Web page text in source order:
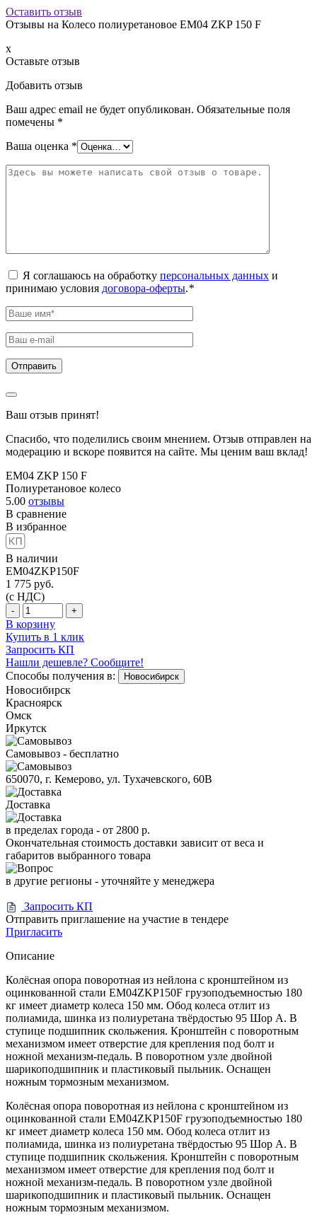
Оставить отзыв
Отзывы на Колесо полиуретановое EM04 ZKP 150 F
x
Оставьте отзыв
Добавить отзыв
Ваш адрес email не будет опубликован. Обязательные поля
помечены *
Ваша оценка *
Я соглашаюсь на обработку персональных данных и
принимаю условия договора-оферты.*
Ваш отзыв принят!
Спасибо, что поделились своим мнением. Отзыв отправлен на
модерацию и вскоре появится на сайте. Мы ценим ваш вклад!
EM04 ZKP 150 F
Полиуретановое колесо
5.00 отзывы
В сравнение
В избранное
В наличии
EM04ZKP150F
1 775 руб.
(с НДС)
- +
В корзину
Купить в 1 клик
Запросить КП
Нашли дешевле? Сообщите!
Способы получения в:
Новосибирск
Новосибирск
Красноярск
Омск
Иркутск
Самовывоз - бесплатно
650070, г. Кемерово, ул. Тухачевского, 60В
Доставка
в пределах города - от 2800 р.
Окончательная стоимость доставки зависит от веса и
габаритов выбранного товара
в другие регионы - уточняйте у менеджера
Запросить КП
Отправить приглашение на участие в тендере
Пригласить
Описание
Колёсная опора поворотная из нейлона с кронштейном из
оцинкованной стали EM04ZKP150F грузоподъемностью 180
кг имеет диаметр колеса 150 мм. Обод колеса отлит из
полиамида, шинка из полиуретана твёрдостью 95 Шор А. В
ступице подшипник скольжения. Кронштейн с поворотным
механизмом имеет отверстие для крепления под болт и
ножной механизм-педаль. В поворотном узле двойной
шарикоподшипник и пластиковый пыльник. Оснащен
ножным тормозным механизмом.
Колёсная опора поворотная из нейлона с кронштейном из
оцинкованной стали EM04ZKP150F грузоподъемностью 180
кг имеет диаметр колеса 150 мм. Обод колеса отлит из
полиамида, шинка из полиуретана твёрдостью 95 Шор А. В
ступице подшипник скольжения. Кронштейн с поворотным
механизмом имеет отверстие для крепления под болт и
ножной механизм-педаль. В поворотном узле двойной
шарикоподшипник и пластиковый пыльник. Оснащен
ножным тормозным механизмом.